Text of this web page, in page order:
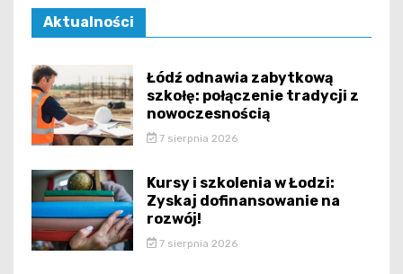
Aktualności
Łódź odnawia zabytkową
szkołę: połączenie tradycji z
nowoczesnością
7 sierpnia 2026
Kursy i szkolenia w Łodzi:
Zyskaj dofinansowanie na
rozwój!
7 sierpnia 2026